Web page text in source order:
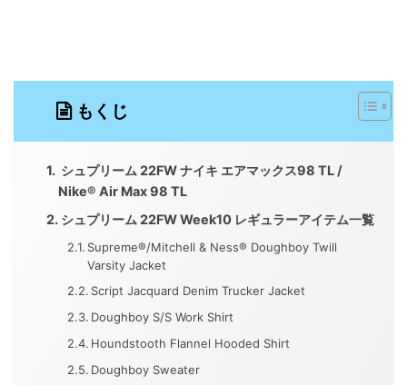
もくじ
シュプリーム 22FW ナイキ エアマックス98 TL /
Nike® Air Max 98 TL
シュプリーム 22FW Week10 レギュラーアイテム一覧
Supreme®/Mitchell & Ness® Doughboy Twill
Varsity Jacket
Script Jacquard Denim Trucker Jacket
Doughboy S/S Work Shirt
Houndstooth Flannel Hooded Shirt
Doughboy Sweater